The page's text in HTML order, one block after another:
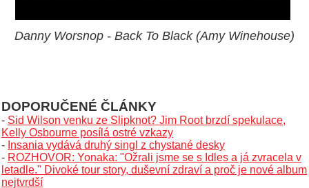
Danny Worsnop - Back To Black (Amy Winehouse)
DOPORUČENÉ ČLÁNKY
- Sid Wilson venku ze Slipknot? Jim Root brzdí spekulace,
Kelly Osbourne posílá ostré vzkazy
- Insania vydává druhý singl z chystané desky
- ROZHOVOR: Yonaka: "Ožrali jsme se s Idles a já zvracela v
letadle." Divoké tour story, duševní zdraví a proč je nové album
nejtvrdší